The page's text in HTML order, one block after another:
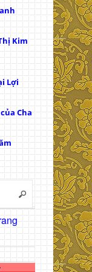
Kim
Lợi
Cha